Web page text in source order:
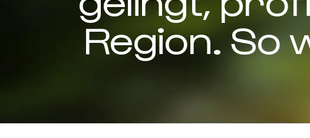
Region. So